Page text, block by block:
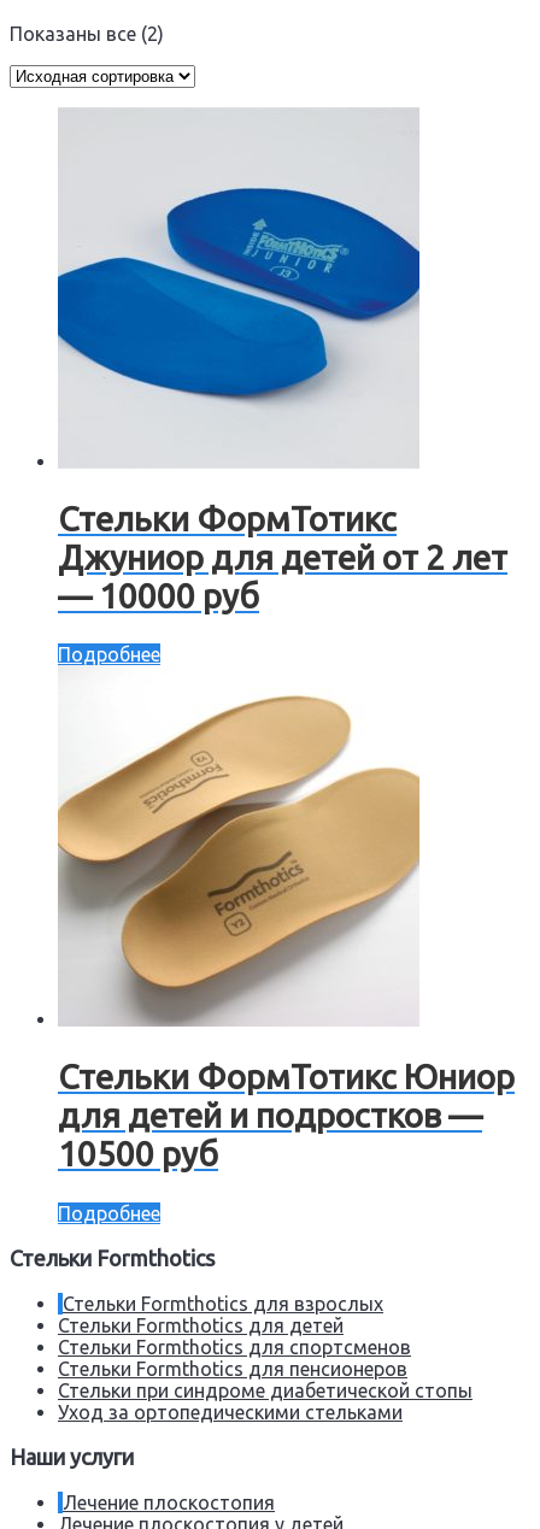
Показаны все (2)
Стельки ФормТотикс
Джуниор для детей от 2 лет
— 10000 руб
Подробнее
Стельки ФормТотикс Юниор
для детей и подростков —
10500 руб
Подробнее
Стельки Formthotics
Стельки Formthotics для взрослых
Стельки Formthotics для детей
Стельки Formthotics для спортсменов
Стельки Formthotics для пенсионеров
Стельки при синдроме диабетической стопы
Уход за ортопедическими стельками
Наши услуги
Лечение плоскостопия
Лечение плоскостопия у детей